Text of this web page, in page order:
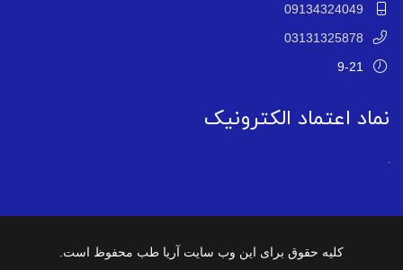
09134324049
03131325878
9-21
نماد اعتماد الکترونیک
کلیه حقوق برای این وب سایت آریا طب محفوظ است.